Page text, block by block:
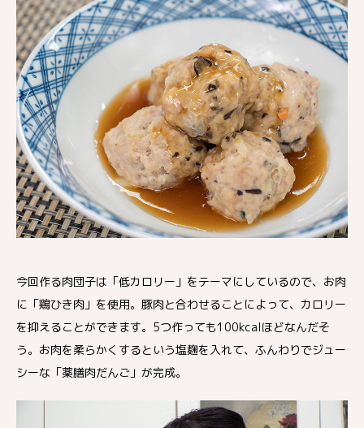
今回作る肉団子は「低カロリー」をテーマにしているので、お肉
に「鶏ひき肉」を使用。豚肉と合わせることによって、カロリー
を抑えることができます。5つ作っても100kcalほどなんだそ
う。お肉を柔らかくするという塩麹を入れて、ふんわりでジュー
シーな「薬膳肉だんご」が完成。